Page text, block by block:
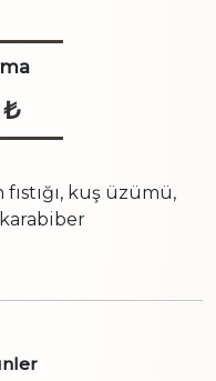
₺
kuş üzümü,